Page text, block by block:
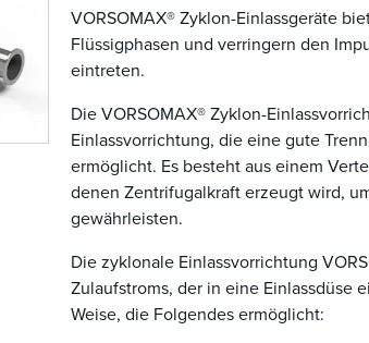
VORSOMAX® Zyklon-Einlassgeräte
Flüssigphasen und verringern den
eintreten.
Die VORSOMAX® Zyklon-
Einlassvorrichtung, die eine gute
ermöglicht. Es besteht aus einem
denen Zentrifugalkraft erzeugt wird,
gewährleisten.
Die zyklonale Einlassvorrichtung
Zulaufstroms, der in eine Einlassdüse
Weise, die Folgendes ermöglicht: